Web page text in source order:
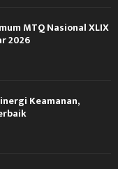
MTQ Nasional XLIX
2026
Keamanan,